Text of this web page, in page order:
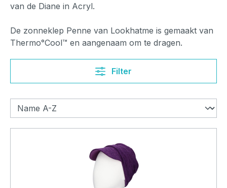
van de Diane in Acryl.
De zonneklep Penne van Lookhatme is gemaakt van
Thermo°Cool™ en aangenaam om te dragen.
Filter